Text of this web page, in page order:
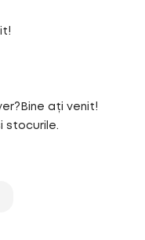
ați venit!
stocurile.